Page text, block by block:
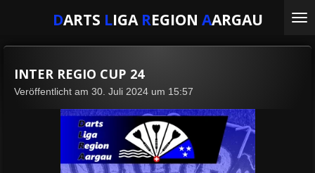
springen
DARTS LIGA REGION AARGAU
INTER REGIO CUP 24
Veröffentlicht am 30. Juli 2024 um 15:57